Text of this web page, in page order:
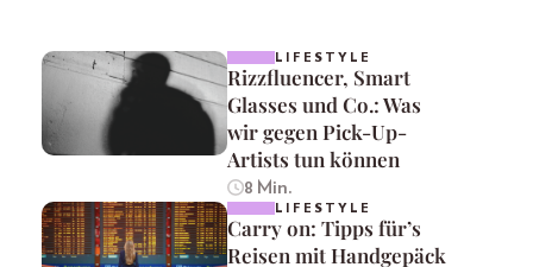
LIFESTYLE
Rizzfluencer, Smart
Glasses und Co.: Was
wir gegen Pick-Up-
Artists tun können
8 Min.
LIFESTYLE
Carry on: Tipps für’s
Reisen mit Handgepäck